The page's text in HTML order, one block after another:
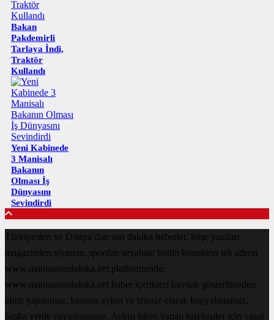
Bakan
Pakdemirli
Tarlaya İndi,
Traktör
Kullandı
Yeni Kabinede
3 Manisalı
Bakanın
Olması İş
Dünyasını
Sevindirdi
Türkiye'den ve Dünya’dan son dakika haberler, köşe yazıları,
magazinden siyasete, spordan seyahate bütün konuların tek adresi
www.manisasondakika.net platformunda;
www.manisasondakika.net haber içerikleri kaynak gösterilmeden
alıntı yapılamaz, kanuna aykırı ve izinsiz olarak kopyalanamaz,
başka yerde yayınlanamaz. Aykırı işlem yapan kişi/kişiler için yasal